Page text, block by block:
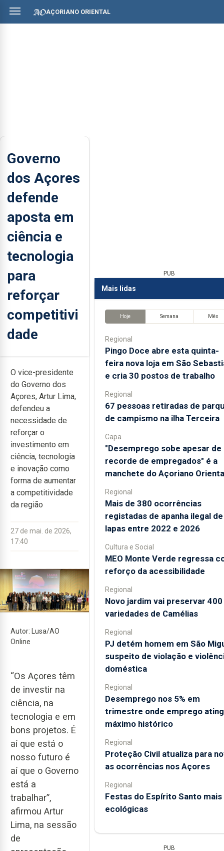
AÇORIANO ORIENTAL
Governo
dos Açores
defende
aposta em
ciência e
tecnologia
para
reforçar
competitivi
dade
O vice-presidente
do Governo dos
Açores, Artur Lima,
defendeu a
necessidade de
reforçar o
investimento em
ciência, tecnologia
e inovação como
forma de aumentar
a competitividade
da região
27 de mai. de 2026,
17:40
Autor: Lusa/AO
Online
“Os Açores têm
de investir na
ciência, na
tecnologia e em
bons projetos. É
aí que está o
nosso futuro é
aí que o Governo
está a
trabalhar”,
afirmou Artur
Lima, na sessão
de
PUB
Mais lidas
Hoje Semana Mês
Regional
Pingo Doce abre esta quinta-
feira nova loja em São
e cria 30 postos de trabalho
Regional
67 pessoas retiradas de
de campismo na ilha Terceira
Capa
"Desemprego sobe apesar de
recorde de empregados" é a
manchete do Açoriano
Regional
Mais de 380 ocorrências
registadas de apanha ilegal de
lapas entre 2022 e 2026
Cultura e Social
MEO Monte Verde regressa
reforço da acessibilidade
Regional
Novo jardim vai preservar 400
variedades de Camélias
Regional
PJ detém homem em São
suspeito de violação e
doméstica
Regional
Desemprego nos 5% em
trimestre onde emprego
máximo histórico
Regional
Proteção Civil atualiza para
as ocorrências nos Açores
Regional
Festas do Espírito Santo mais
ecológicas
PUB